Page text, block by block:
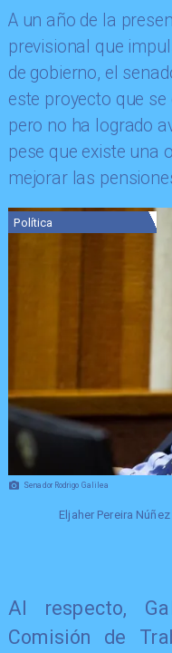
​A un año de la
previsional que
de gobierno, el
este proyecto que
pero no ha logrado
pese que existe una
mejorar las
Senador Rodrigo Galilea
Política
Eljaher Pereira Núñez
​Al respecto,
Comisión de